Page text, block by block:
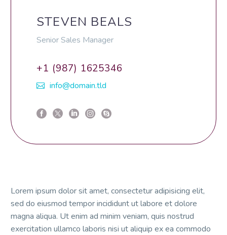
STEVEN BEALS
Senior Sales Manager
+1 (987) 1625346
info@domain.tld
Lorem ipsum dolor sit amet, consectetur adipisicing elit,
sed do eiusmod tempor incididunt ut labore et dolore
magna aliqua. Ut enim ad minim veniam, quis nostrud
exercitation ullamco laboris nisi ut aliquip ex ea commodo